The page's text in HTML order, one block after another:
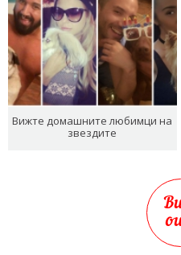
Вижте домашните любимци на
звездите